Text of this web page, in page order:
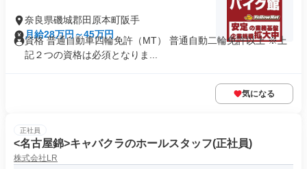
奈良県磯城郡田原本町阪手
月給28万円～45万円
資格 普通自動車四輪免許（MT） 普通自動二輪免許以上 ※上
記２つの資格は必須となりま...
気になる
正社員
<名古屋錦>キャバクラのホールスタッフ(正社員)
株式会社LR